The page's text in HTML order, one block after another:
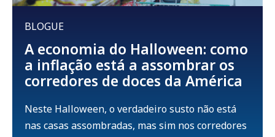
BLOGUE
A economia do Halloween: como
a inflação está a assombrar os
corredores de doces da América
Neste Halloween, o verdadeiro susto não está
nas casas assombradas, mas sim nos corredores